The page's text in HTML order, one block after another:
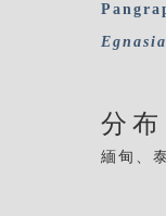
Egnasia
分布
緬甸、